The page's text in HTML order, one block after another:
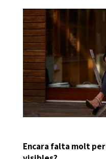
Encara falta molt